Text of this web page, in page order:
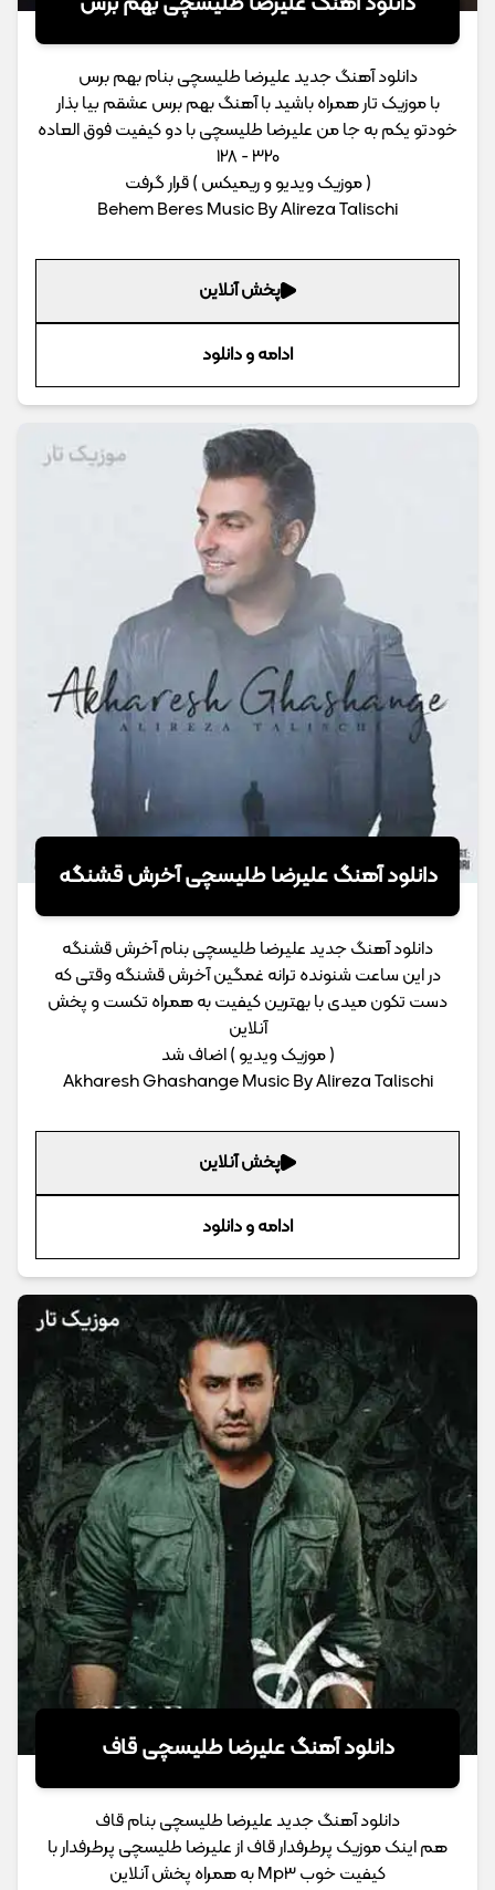
دانلود آهنگ جدید علیرضا طلیسچی بنام بهم برس
با موزیک تار همراه باشید با آهنگ بهم برس عشقم بیا بذار
خودتو یکم به جا من علیرضا طلیسچی با دو کیفیت فوق العاده
320 - 128
( موزیک ویدیو و ریمیکس ) قرار گرفت
Behem Beres Music By Alireza Talischi
پخش آنلاین
ادامه و دانلود
دانلود آهنگ علیرضا طلیسچی آخرش قشنگه
دانلود آهنگ جدید علیرضا طلیسچی بنام آخرش قشنگه
در این ساعت شنونده ترانه غمگین آخرش قشنگه وقتی که
دست تکون میدی با بهترین کیفیت به همراه تکست و پخش
آنلاین
( موزیک ویدیو ) اضاف شد
Akharesh Ghashange Music By Alireza Talischi
پخش آنلاین
ادامه و دانلود
دانلود آهنگ علیرضا طلیسچی قاف
دانلود آهنگ جدید علیرضا طلیسچی بنام قاف
هم اینک موزیک پرطرفدار قاف از علیرضا طلیسچی پرطرفدار با
کیفیت خوب Mp3 به همراه پخش آنلاین